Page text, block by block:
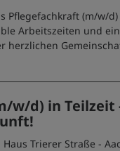
Pflegefachkraft (m/w/
Arbeitszeiten und
herzlichen
w/d) in Teilzeit
Haus Trierer Straße -